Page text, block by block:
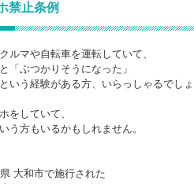
禁止条例
ルマや自転車を運転していて、
「ぶつかりそうになった」
いう経験がある方、いらっしゃるでし
をしていて、
う方もいるかもしれません。
大和市で施行された